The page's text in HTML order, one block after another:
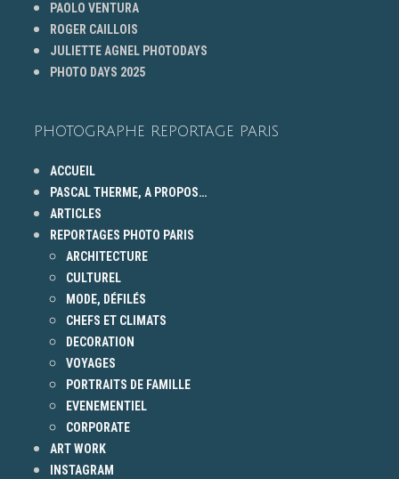
PAOLO VENTURA
ROGER CAILLOIS
JULIETTE AGNEL PHOTODAYS
PHOTO DAYS 2025
PHOTOGRAPHE REPORTAGE PARIS
ACCUEIL
PASCAL THERME, A PROPOS…
ARTICLES
REPORTAGES PHOTO PARIS
ARCHITECTURE
CULTUREL
MODE, DÉFILÉS
CHEFS ET CLIMATS
DECORATION
VOYAGES
PORTRAITS DE FAMILLE
EVENEMENTIEL
CORPORATE
ART WORK
INSTAGRAM